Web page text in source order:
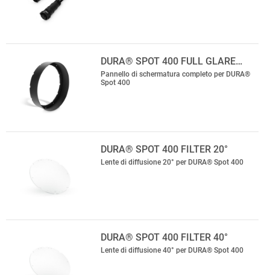
DURA® SPOT 400 FULL GLARE…
Pannello di schermatura completo per DURA®
Spot 400
DURA® SPOT 400 FILTER 20°
Lente di diffusione 20° per DURA® Spot 400
DURA® SPOT 400 FILTER 40°
Lente di diffusione 40° per DURA® Spot 400